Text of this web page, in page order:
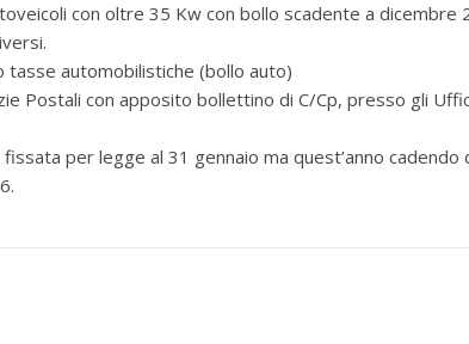
con oltre 35 Kw con bollo scadente a dicembre
.
tasse automobilistiche (bollo auto)
Postali con apposito bollettino di C/Cp, presso gli
per legge al 31 gennaio ma quest’anno cadendo